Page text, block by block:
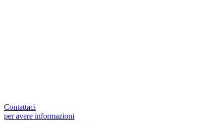
Contattaci
per avere informazioni